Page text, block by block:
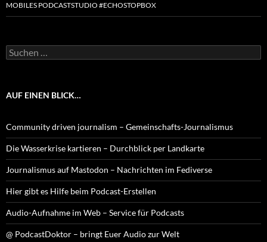
MOBILES PODCASTSTUDIO #ECHOSTOPBOX
Suchen
nach:
AUF EINEN BLICK…
Community driven journalism – Gemeinschafts-Journalismus
Die Wasserkrise kartieren – Durchblick per Landkarte
Journalismus auf Mastodon – Nachrichten im Fediverse
Hier gibt es Hilfe beim Podcast-Erstellen
Audio-Aufnahme im Web – Service für Podcasts
@ PodcastDoktor – bringt Euer Audio zur Welt